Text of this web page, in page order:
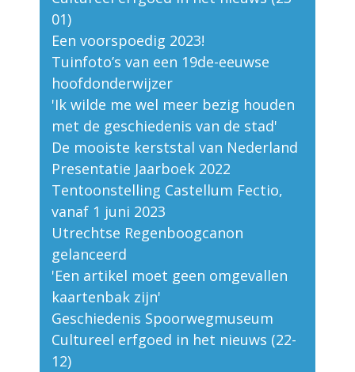
01)
Een voorspoedig 2023!
Tuinfoto’s van een 19de-eeuwse
hoofdonderwijzer
'Ik wilde me wel meer bezig houden
met de geschiedenis van de stad'
De mooiste kerststal van Nederland
Presentatie Jaarboek 2022
Tentoonstelling Castellum Fectio,
vanaf 1 juni 2023
Utrechtse Regenboogcanon
gelanceerd
'Een artikel moet geen omgevallen
kaartenbak zijn'
Geschiedenis Spoorwegmuseum
Cultureel erfgoed in het nieuws (22-
12)